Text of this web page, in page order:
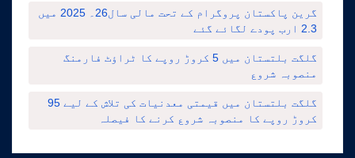
گرین پاکستان پروگرام کے تحت مالی سال26۔ 2025 میں
2.3 ارب پودے لگائے گئے
گلگت بلتستان میں 5 کروڑ روپے کا ٹراؤٹ فارمنگ
منصوبہ شروع
گلگت بلتستان میں قیمتی معدنیات کی تلاش کے لیے 95
کروڑ روپے کا منصوبہ شروع کرنے کا فیصلہ